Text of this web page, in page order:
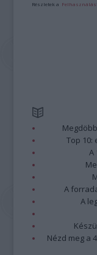
Részletek a
Top 10:
A
A
A
Nézd meg a